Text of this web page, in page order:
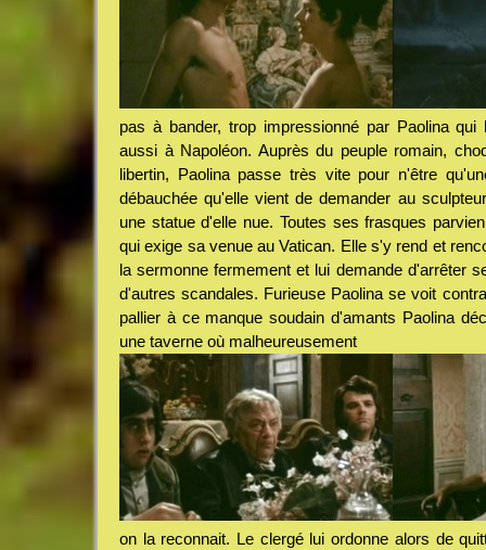
pas à bander, trop impressionné par Paolina
aussi à Napoléon. Auprès du peuple romain,
libertin, Paolina passe très vite pour n'être
débauchée qu'elle vient de demander au
une statue d'elle nue. Toutes ses frasques
qui exige sa venue au Vatican. Elle s'y rend et
la sermonne fermement et lui demande d'arrêter
d'autres scandales. Furieuse Paolina se voit
pallier à ce manque soudain d'amants Paolina
une taverne où malheureusement
on la reconnait. Le clergé lui ordonne alors de